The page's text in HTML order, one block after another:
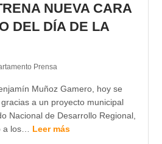
NUEVA CARA
DEL DÍA DE LA
Prensa
Muñoz Gamero, hoy se
a un proyecto municipal
Nacional de Desarrollo Regional,
a los… Leer más